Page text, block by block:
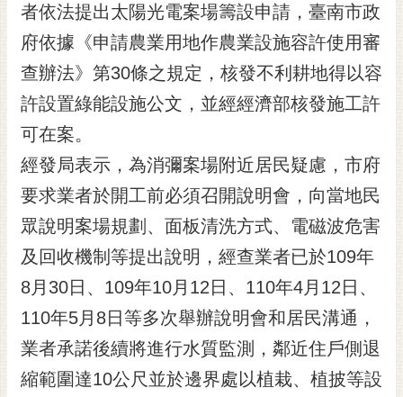
黃
偉
哲
螢
光
花
桐
花
祭
網
站
導
訂
閱
者依法提出太陽光電案場籌設申請，臺南市政
府依據《申請農業用地作農業設施容許使用審
查辦法》第30條之規定，核發不利耕地得以容
許設置綠能設施公文，並經經濟部核發施工許
可在案。
經發局表示，為消彌案場附近居民疑慮，市府
要求業者於開工前必須召開說明會，向當地民
眾說明案場規劃、面板清洗方式、電磁波危害
及回收機制等提出說明，經查業者已於109年
8月30日、109年10月12日、110年4月12日、
110年5月8日等多次舉辦說明會和居民溝通，
業者承諾後續將進行水質監測，鄰近住戶側退
縮範圍達10公尺並於邊界處以植栽、植披等設